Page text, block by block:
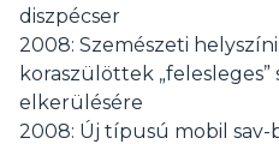
diszpécser
2008: Szemészeti
koraszülöttek „felesleges”
elkerülésére
2008: Új típusú mobil sav-